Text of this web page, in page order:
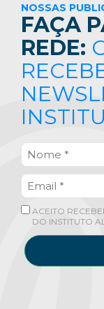
NOSSAS
FAÇA
REDE:
ACEITO
DO INSTITUTO